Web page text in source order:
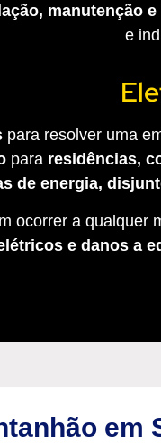
manutenção
e
para resolver uma
para residências,
de energia,
ocorrer a
e danos a
em